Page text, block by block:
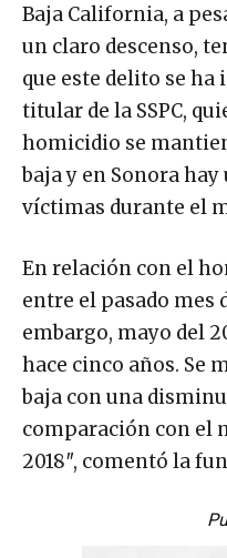
Baja California, a
un claro descenso,
que este delito se ha
titular de la SSPC,
homicidio se
baja y en Sonora
víctimas durante el
En relación con el
entre el pasado mes
embargo, mayo del
hace cinco años. Se
baja con una
comparación con el
2018″, comentó la